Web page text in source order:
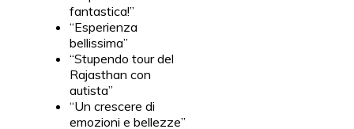
fantastica!”
“Esperienza
bellissima”
“Stupendo tour del
Rajasthan con
autista”
“Un crescere di
emozioni e bellezze”